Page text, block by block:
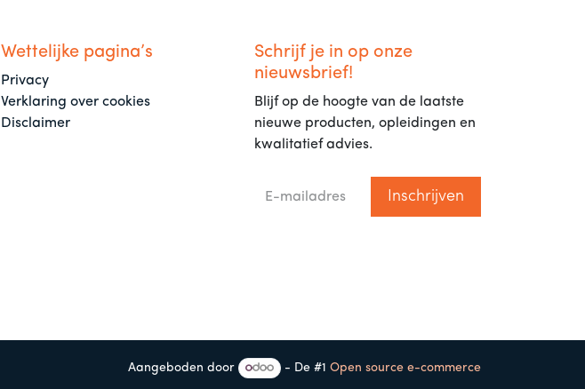
Wettelijke pagina’s
Privacy
Verklaring over cookies
Disclaimer
Schrijf je in op onze
nieuwsbrief!
Blijf op de hoogte van de laatste
nieuwe producten, opleidingen en
kwalitatief advies.
Inschrijven
Aangeboden door - De #1 Open source e-commerce